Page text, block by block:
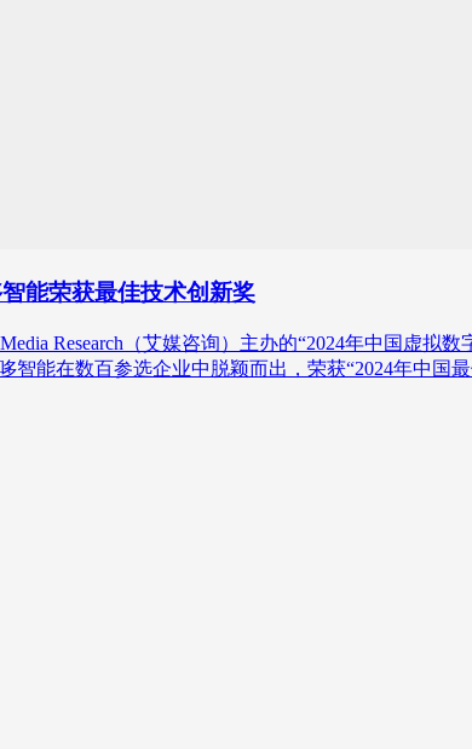
能荣获最佳技术创新奖
Research（艾媒咨询）主办的“2024年中国虚拟
能在数百参选企业中脱颖而出，荣获“2024年中国最